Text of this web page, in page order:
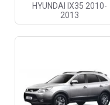
HYUNDAI IX35 2010-
2013